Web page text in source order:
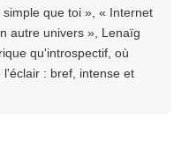
que toi », « Internet
autre univers », Lenaïg
qu'introspectif, où
: bref, intense et